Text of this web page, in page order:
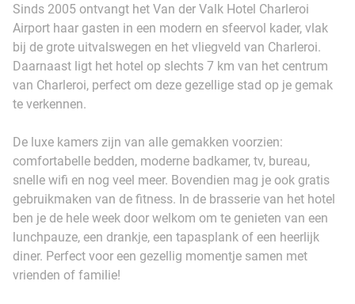
Sinds 2005 ontvangt het Van der Valk Hotel Charleroi
Airport haar gasten in een modern en sfeervol kader, vlak
bij de grote uitvalswegen en het vliegveld van Charleroi.
Daarnaast ligt het hotel op slechts 7 km van het centrum
van Charleroi, perfect om deze gezellige stad op je gemak
te verkennen.
De luxe kamers zijn van alle gemakken voorzien:
comfortabelle bedden, moderne badkamer, tv, bureau,
snelle wifi en nog veel meer. Bovendien mag je ook gratis
gebruikmaken van de fitness. In de brasserie van het hotel
ben je de hele week door welkom om te genieten van een
lunchpauze, een drankje, een tapasplank of een heerlijk
diner. Perfect voor een gezellig momentje samen met
vrienden of familie!